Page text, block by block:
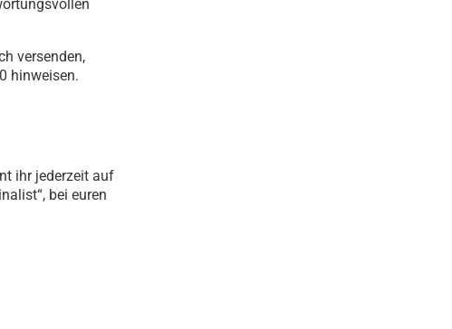
versenden,
hinweisen.
ihr jederzeit auf
bei euren